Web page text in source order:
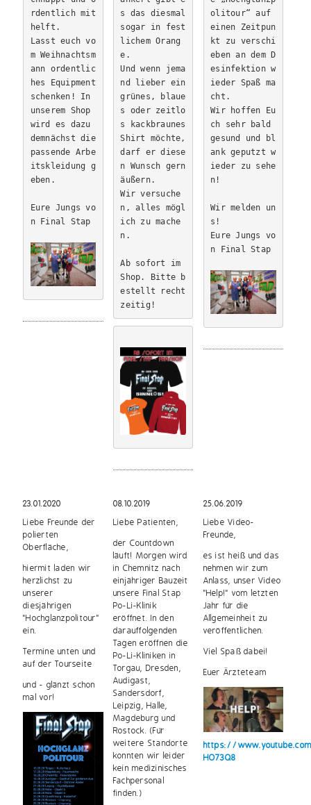
rdentlich mit
helft.
Lasst euch vo
m Weihnachtsm
ann ordentlic
hes Equipment
schenken! In
unserem Shop
wird es dazu
demnächst die
passende Arbe
itskleidung g
Eure Jungs vo
n Final Stap
s das diesmal
sogar in fest
lichem Orang
e.
Und wenn jema
nd lieber ein
grünes, blaue
s oder zeitlo
s kackbraunes
Shirt möchte,
darf er diese
n Wunsch gern
äußern.
Wir versuche
n, alles mögl
ich zu mache
n.
Ab sofort im
Shop. Bitte b
estellt recht
zeitig!
olitour“ auf
einen Zeitpun
kt zu verschi
eben an dem D
esinfektion w
ieder Spaß ma
cht.
Wir hoffen Eu
ch sehr bald
gesund und bl
ank geputzt w
ieder zu sehe
n!
Wir melden un
s!
Eure Jungs vo
n Final Stap
23.01.2020
Liebe Freunde der
polierten
Oberfläche,
hiermit laden wir
herzlichst zu
unserer
diesjährigen
"Hochglanzpolitour"
ein.
Termine unten und
auf der Tourseite
und - glänzt schon
mal vor!
08.10.2019
Liebe Patienten,
der Countdown
läuft! Morgen wird
in Chemnitz nach
einjähriger Bauzeit
unsere Final Stap
Po-Li-Klinik
eröffnet. In den
darauffolgenden
Tagen eröffnen die
Po-Li-Kliniken in
Torgau, Dresden,
Audigast,
Sandersdorf,
Leipzig, Halle,
Magdeburg und
Rostock. (Für
weitere Standorte
konnten wir leider
kein medizinisches
Fachpersonal
finden.)
25.06.2019
Liebe Video-
Freunde,
es ist heiß und das
nehmen wir zum
Anlass, unser Video
"Help!" vom letzten
Jahr für die
Allgemeinheit zu
veröffentlichen.
Viel Spaß dabei!
Euer Ärzteteam
https://
HO73Q8